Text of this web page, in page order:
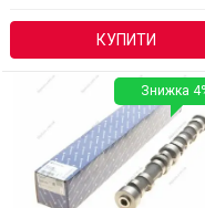
КУПИТИ
Знижка